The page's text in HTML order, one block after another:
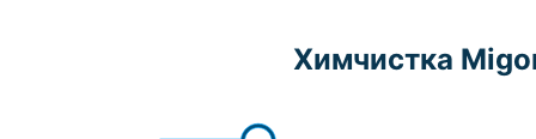
Химчистка